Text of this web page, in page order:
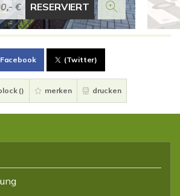
€ RESERVIERT
Facebook (Twitter)
() merken drucken